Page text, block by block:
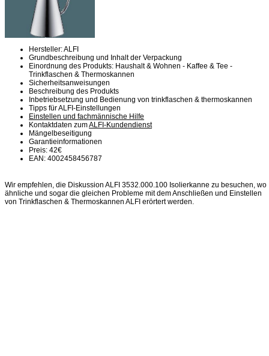
Hersteller: ALFI
Grundbeschreibung und Inhalt der Verpackung
Einordnung des Produkts: Haushalt & Wohnen - Kaffee & Tee -
Trinkflaschen & Thermoskannen
Sicherheitsanweisungen
Beschreibung des Produkts
Inbetriebsetzung und Bedienung von trinkflaschen & thermoskannen
Tipps für ALFI-Einstellungen
Einstellen und fachmännische Hilfe
Kontaktdaten zumALFI-Kundendienst
Mängelbeseitigung
Garantieinformationen
Preis: 42€
EAN: 4002458456787
Wir empfehlen, die Diskussion ALFI 3532.000.100 Isolierkanne zu besuchen, wo
ähnliche und sogar die gleichen Probleme mit dem Anschließen und Einstellen
von Trinkflaschen & Thermoskannen ALFI erörtert werden.